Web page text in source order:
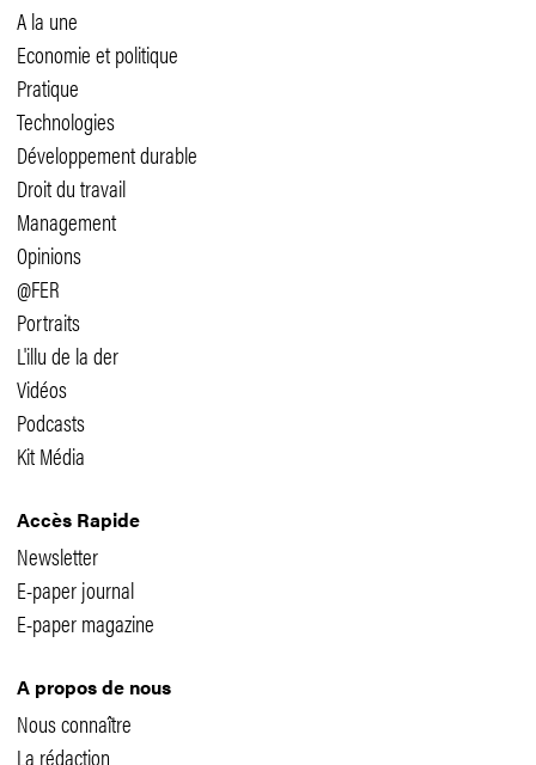
A la une
Economie et politique
Pratique
Technologies
Développement durable
Droit du travail
Management
Opinions
@FER
Portraits
L'illu de la der
Vidéos
Podcasts
Kit Média
Accès Rapide
Newsletter
E-paper journal
E-paper magazine
A propos de nous
Nous connaître
La rédaction